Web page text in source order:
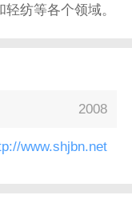
纺等各个领域。
2008
www.shjbn.net